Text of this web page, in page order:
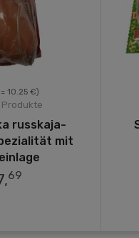
10.25 €)
russkaja-
mit
69